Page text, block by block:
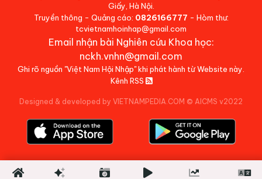
Giấy, Hà Nội.
Truyền thông - Quảng cáo: 0826166777 - Hòm thư:
tcvietnamhoinhap@gmail.com
Email nhận bài Nghiên cứu Khoa học:
nckh.vnhn@gmail.com
Ghi rõ nguồn "Việt Nam Hội Nhập" khi phát hành từ Website này.
Kênh RSS
Designed & developed by VIETNAMPEDIA.COM © AICMS v2022